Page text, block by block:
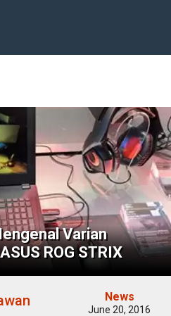
Varian
ROG STRIX
News
June 20, 2016